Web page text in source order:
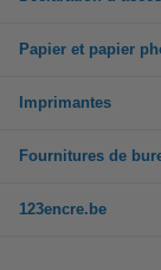
Papier et papier
Imprimantes
Fournitures de
123encre.be